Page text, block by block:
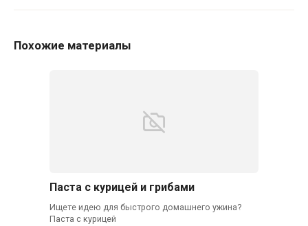
Похожие материалы
Паста с курицей и грибами
Ищете идею для быстрого домашнего ужина?
Паста с курицей